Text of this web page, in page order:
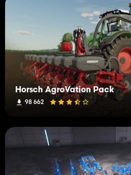
Horsch AgroVation Pack
98 662